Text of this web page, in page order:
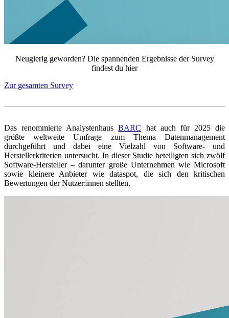
Neugierig geworden? Die spannenden Ergebnisse der Survey
findest du hier
Zur gesamten Survey
Das renommierte AnalystenhausBARC hat auch für 2025 die
größte weltweite Umfrage zum Thema Datenmanagement
durchgeführt und dabei eine Vielzahl von Software- und
Herstellerkriterien untersucht. In dieser Studie beteiligten sich zwölf
Software-Hersteller – darunter große Unternehmen wie Microsoft
sowie kleinere Anbieter wie dataspot, die sich den kritischen
Bewertungen der Nutzer:innen stellten.